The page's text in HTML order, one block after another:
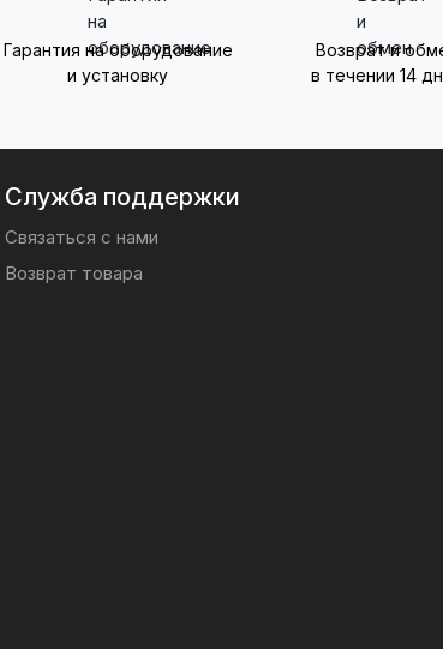
Гарантия на оборудование
и установку
Возврат и
в течении 14
Служба поддержки
Связаться с нами
Возврат товара